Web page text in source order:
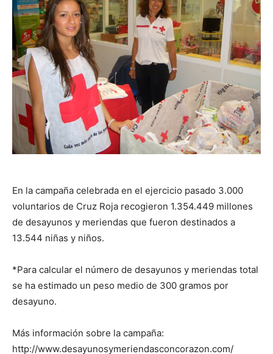
En la campaña celebrada en el ejercicio pasado 3.000
voluntarios de Cruz Roja recogieron 1.354.449 millones
de desayunos y meriendas que fueron destinados a
13.544 niñas y niños.
*Para calcular el número de desayunos y meriendas total
se ha estimado un peso medio de 300 gramos por
desayuno.
Más información sobre la campaña:
http://www.desayunosymeriendasconcorazon.com/